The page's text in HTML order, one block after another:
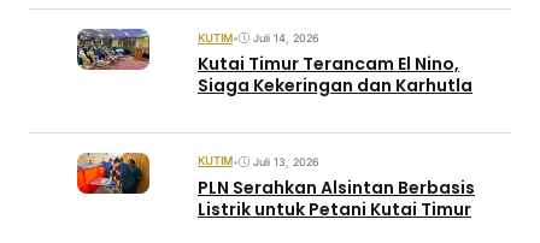
KUTIM• Juli 14, 2026
Kutai Timur Terancam El Nino,
Siaga Kekeringan dan Karhutla
KUTIM• Juli 13, 2026
PLN Serahkan Alsintan Berbasis
Listrik untuk Petani Kutai Timur